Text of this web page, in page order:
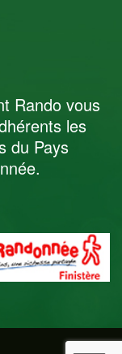
Juin
Rando vous
les
du Pays